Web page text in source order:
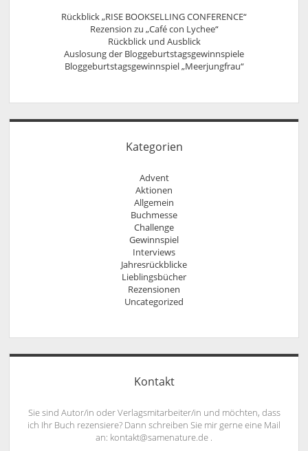
Rückblick „RISE BOOKSELLING CONFERENCE“
Rezension zu „Café con Lychee“
Rückblick und Ausblick
Auslosung der Bloggeburtstagsgewinnspiele
Bloggeburtstagsgewinnspiel „Meerjungfrau“
Kategorien
Advent
Aktionen
Allgemein
Buchmesse
Challenge
Gewinnspiel
Interviews
Jahresrückblicke
Lieblingsbücher
Rezensionen
Uncategorized
Kontakt
Sie sind Autor/in oder Verlagsmitarbeiter/in und möchten, dass
ich Ihr Buch rezensiere? Dann schreiben Sie mir gerne eine Mail
an: kontakt@samenature.de .